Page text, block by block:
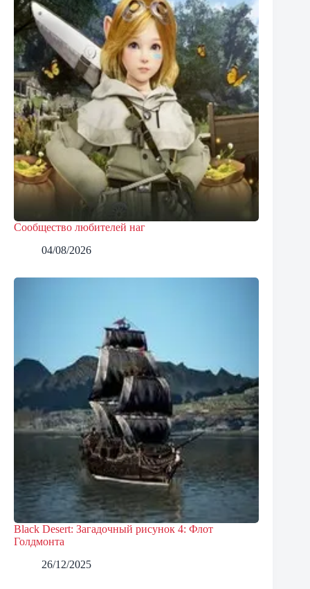
Сообщество любителей наг
04/08/2026
Black Desert: Загадочный рисунок 4: Флот
Голдмонта
26/12/2025